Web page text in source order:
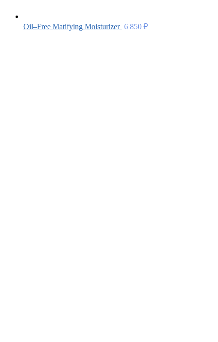
Oil–Free Matifying Moisturizer 6 850 ₽